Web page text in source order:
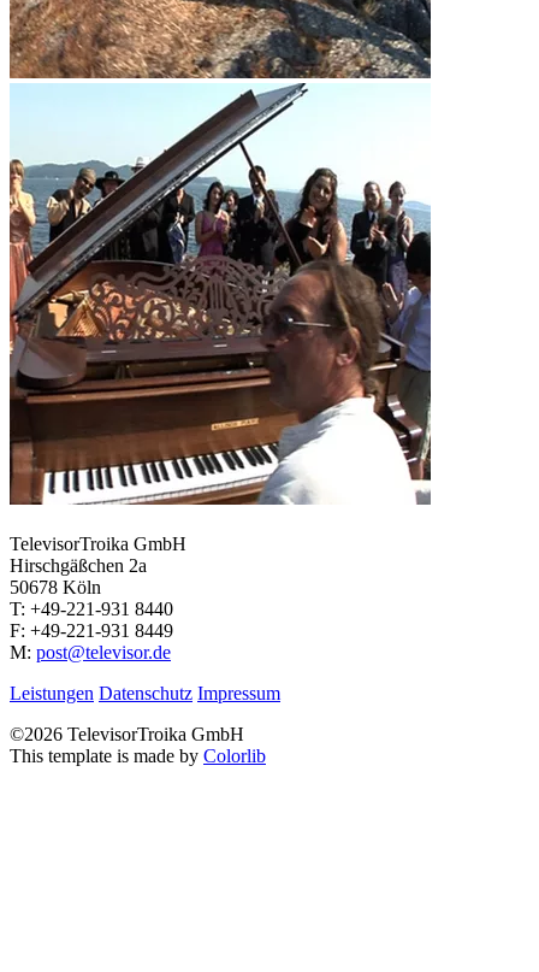
TelevisorTroika GmbH
Hirschgäßchen 2a
50678 Köln
T: +49-221-931 8440
F: +49-221-931 8449
M: post@televisor.de
Leistungen Datenschutz Impressum
©2026 TelevisorTroika GmbH
This template is made by Colorlib